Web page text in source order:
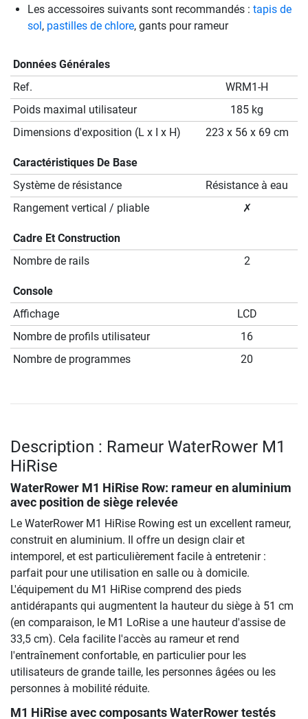
Les accessoires suivants sont recommandés : tapis de
sol, pastilles de chlore, gants pour rameur
Données Générales
Ref.
WRM1-H
Poids maximal utilisateur
185 kg
Dimensions d'exposition (L x I x H)
223 x 56 x 69 cm
Caractéristiques De Base
Système de résistance
Résistance à eau
Rangement vertical / pliable
✗
Cadre Et Construction
Nombre de rails
2
Console
Affichage
LCD
Nombre de profils utilisateur
16
Nombre de programmes
20
Description : Rameur WaterRower M1
HiRise
WaterRower M1 HiRise Row: rameur en aluminium
avec position de siège relevée
Le WaterRower M1 HiRise Rowing est un excellent rameur,
construit en aluminium. Il offre un design clair et
intemporel, et est particulièrement facile à entretenir :
parfait pour une utilisation en salle ou à domicile.
L'équipement du M1 HiRise comprend des pieds
antidérapants qui augmentent la hauteur du siège à 51 cm
(en comparaison, le M1 LoRise a une hauteur d'assise de
33,5 cm). Cela facilite l'accès au rameur et rend
l'entraînement confortable, en particulier pour les
utilisateurs de grande taille, les personnes âgées ou les
personnes à mobilité réduite.
M1 HiRise avec composants WaterRower testés